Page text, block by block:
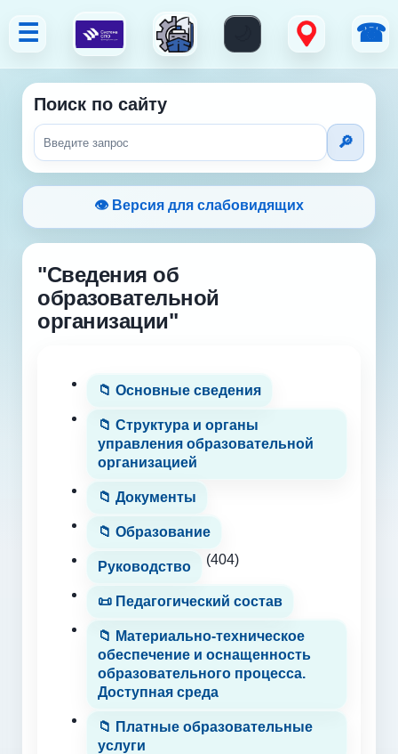
☰ ☎
Поиск по сайту
👁 Версия для слабовидящих
"Сведения об
образовательной
организации"
📁 Основные сведения
📁 Структура и органы
управления образовательной
организацией
📁 Документы
📁 Образование
Руководство (404)
📜 Педагогический состав
📁 Материально-техническое
обеспечение и оснащенность
образовательного процесса.
Доступная среда
📁 Платные образовательные
услуги